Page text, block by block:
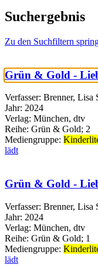
Suchergebnis
Zu den Suchfiltern
Grün & Gold -
Verfasser: Brenner, Lisa
Jahr: 2024
Verlag: München, dtv
Reihe: Grün & Gold; 2
Mediengruppe:
lädt
Grün & Gold -
Verfasser: Brenner, Lisa
Jahr: 2024
Verlag: München, dtv
Reihe: Grün & Gold; 1
Mediengruppe:
lädt